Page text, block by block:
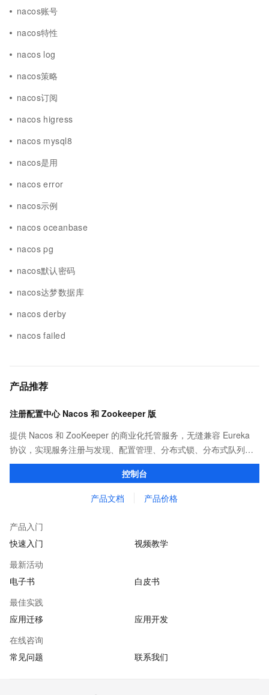
nacos账号
nacos特性
nacos log
nacos策略
nacos订阅
nacos higress
nacos mysql8
nacos是用
nacos error
nacos示例
nacos oceanbase
nacos pg
nacos默认密码
nacos达梦数据库
nacos derby
nacos failed
产品推荐
注册配置中心 Nacos 和 Zookeeper 版
提供 Nacos 和 ZooKeeper 的商业化托管服务，无缝兼容 Eureka
协议，实现服务注册与发现、配置管理、分布式锁、分布式队列等
功能。相比开源版具有更强的性能和 SLA 保障，并提供了丰富完善
的监控报警，简单易用的控制台运维能力。
控制台
产品文档 产品价格
产品入门
快速入门
视频教学
最新活动
电子书
白皮书
最佳实践
应用迁移
应用开发
在线咨询
常见问题
联系我们